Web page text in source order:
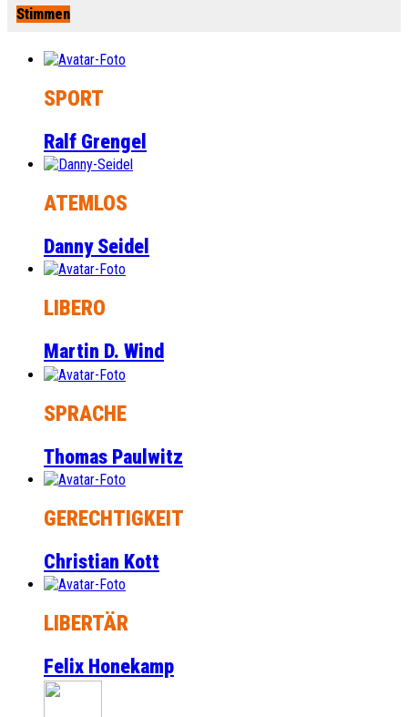
Stimmen
SPORT
Ralf Grengel
ATEMLOS
Danny Seidel
LIBERO
Martin D. Wind
SPRACHE
Thomas Paulwitz
GERECHTIGKEIT
Christian Kott
LIBERTÄR
Felix Honekamp